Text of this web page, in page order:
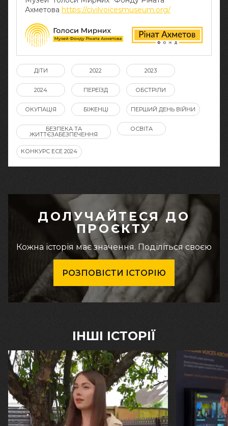
Ахметова https://civilvoicesmuseum.org/
ДІТИ 2022 2023
2024 ПЕРЕЇЗД ОБСТРІЛИ
ОКУПАЦІЯ БІЖЕНЦІ ПЕРШИЙ ДЕНЬ ВІЙНИ
БЕЗПЕКА ТА
ЖИТТЄЗАБЕЗПЕЧЕННЯ
ОСВІТА
КОНКУРС ЕСЕ 2024
ДОЛУЧАЙТЕСЯ ДО
ПРОЄКТУ
Кожна історія має значення. Поділіться своєю
РОЗПОВІСТИ ІСТОРІЮ
ІНШІ ІСТОРІЇ